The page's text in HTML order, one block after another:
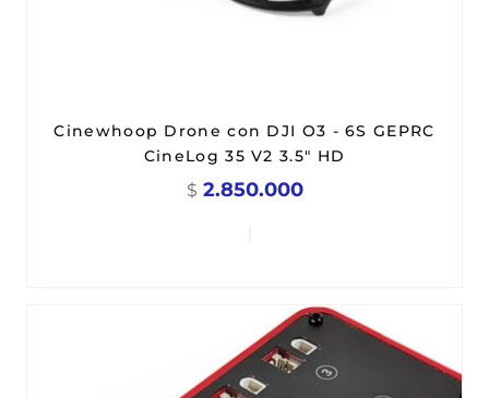
Cinewhoop Drone con DJI O3 - 6S GEPRC
CineLog 35 V2 3.5" HD
$ 2.850.000